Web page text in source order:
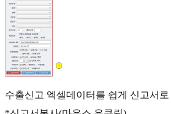
수출신고 엑셀데이터를 쉽게 신고서